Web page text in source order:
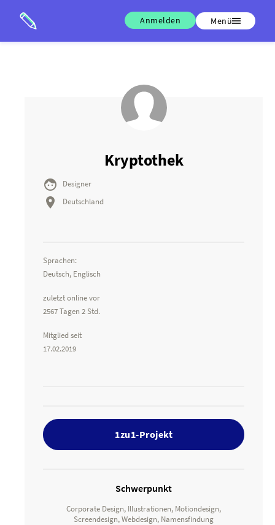
Anmelden Menü
Kryptothek
 Designer
 Deutschland
Sprachen:
Deutsch, Englisch
zuletzt online vor
2567 Tagen 2 Std.
Mitglied seit
17.02.2019
1zu1-Projekt
Schwerpunkt
Corporate Design, Illustrationen, Motiondesign,
Screendesign, Webdesign, Namensfindung